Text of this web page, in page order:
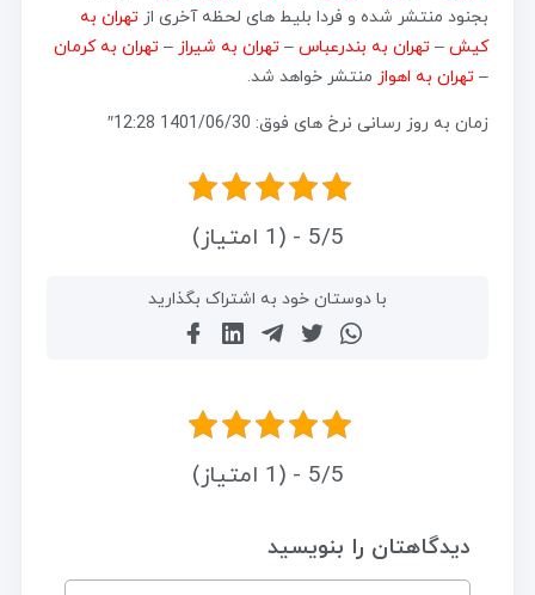
بجنود منتشر شده و فردا بلیط های لحظه آخری از تهران به
کیش – تهران به بندرعباس – تهران به شیراز – تهران به کرمان
– تهران به اهواز منتشر خواهد شد.
زمان به روز رسانی نرخ های فوق: 1401/06/30 12:28″
5/5 - (1 امتیاز)
با دوستان خود به اشتراک بگذارید
5/5 - (1 امتیاز)
دیدگاهتان را بنویسید